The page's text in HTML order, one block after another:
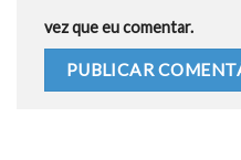
vez que eu comentar.